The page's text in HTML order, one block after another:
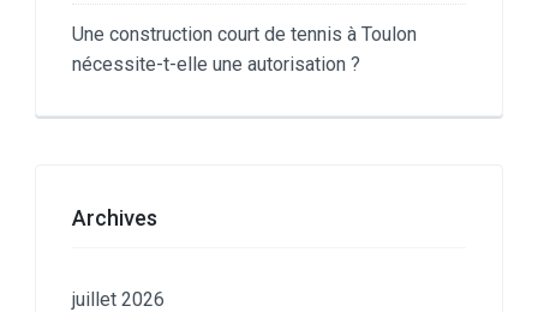
Une construction court de tennis à Toulon
nécessite-t-elle une autorisation ?
Archives
juillet 2026